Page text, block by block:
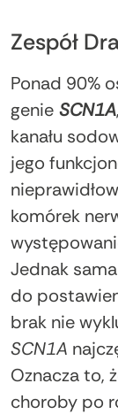
Zespół
Ponad 90%
genie SCN1A
kanału
jego
komórek
Jednak
do
brak nie
SCN1A
Oznacza to,
choroby po